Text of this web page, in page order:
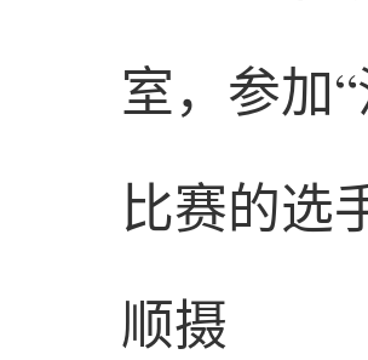
室，参加
比赛的选
顺摄